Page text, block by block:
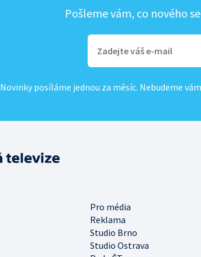
Pošleme vám, co nového
Novinky posíláme jednou za měsíc. Nebudeme